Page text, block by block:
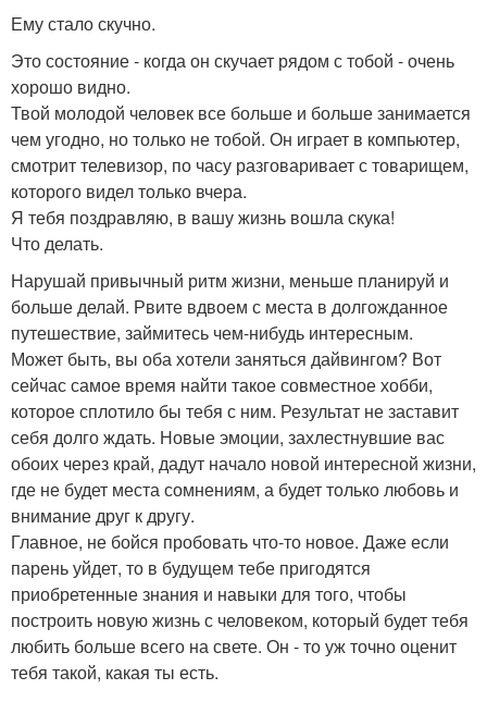
Ему стало скучно.
Это состояние - когда он скучает рядом с тобой - очень
хорошо видно.
Твой молодой человек все больше и больше занимается
чем угодно, но только не тобой. Он играет в компьютер,
смотрит телевизор, по часу разговаривает с товарищем,
которого видел только вчера.
Я тебя поздравляю, в вашу жизнь вошла скука!
Что делать.
Нарушай привычный ритм жизни, меньше планируй и
больше делай. Рвите вдвоем с места в долгожданное
путешествие, займитесь чем-нибудь интересным.
Может быть, вы оба хотели заняться дайвингом? Вот
сейчас самое время найти такое совместное хобби,
которое сплотило бы тебя с ним. Результат не заставит
себя долго ждать. Новые эмоции, захлестнувшие вас
обоих через край, дадут начало новой интересной жизни,
где не будет места сомнениям, а будет только любовь и
внимание друг к другу.
Главное, не бойся пробовать что-то новое. Даже если
парень уйдет, то в будущем тебе пригодятся
приобретенные знания и навыки для того, чтобы
построить новую жизнь с человеком, который будет тебя
любить больше всего на свете. Он - то уж точно оценит
тебя такой, какая ты есть.